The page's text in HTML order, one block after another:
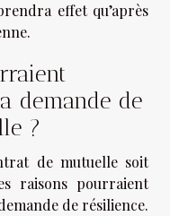
effet qu’après
demande de
?
de mutuelle soit
raisons pourraient
de résilience.